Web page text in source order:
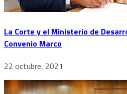
La Corte y el Ministerio de
Convenio Marco
22 octubre, 2021